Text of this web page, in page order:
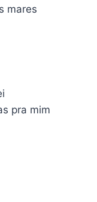
mares
pra mim